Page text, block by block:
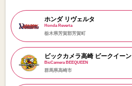
ホンダ リヴェルタ
Honda Reverta
栃木県芳賀郡芳賀町
ビックカメラ高崎 ビークイーン
BicCamera BEEQUEEN
群馬県高崎市